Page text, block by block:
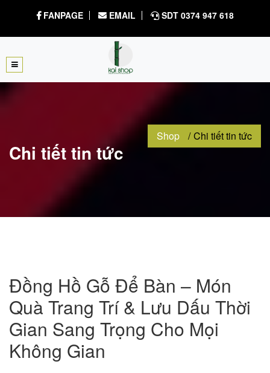
FANPAGE EMAIL SDT 0374 947 618
Chi tiết tin tức
Shop Chi tiết tin tức
Đồng Hồ Gỗ Để Bàn – Món
Quà Trang Trí & Lưu Dấu Thời
Gian Sang Trọng Cho Mọi
Không Gian